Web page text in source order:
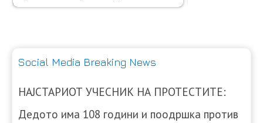
Social Media Breaking News
НАЈСТАРИОТ УЧЕСНИК НА ПРОТЕСТИТЕ:
Дедото има 108 години и поодршка против